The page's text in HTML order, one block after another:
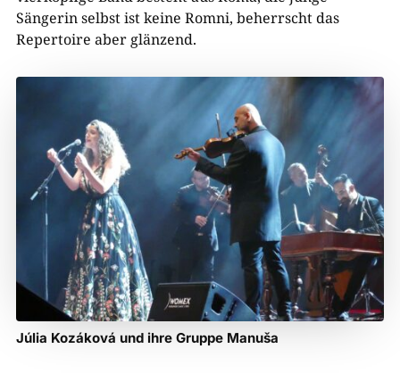
Sängerin selbst ist keine Romni, beherrscht das
Repertoire aber glänzend.
Júlia Kozáková und ihre Gruppe Manuša